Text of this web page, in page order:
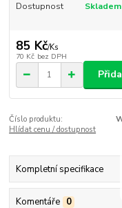
Dostupnost Skladem
85 Kč/Ks
70 Kč bez DPH
Číslo produktu:
Hlídat cenu / dostupnost
Kompletní specifikace
Komentáře 0